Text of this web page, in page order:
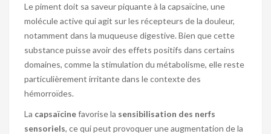
Le piment doit sa saveur piquante à la capsaïcine, une
molécule active qui agit sur les récepteurs de la douleur,
notamment dans la muqueuse digestive. Bien que cette
substance puisse avoir des effets positifs dans certains
domaines, comme la stimulation du métabolisme, elle reste
particulièrement irritante dans le contexte des
hémorroïdes.
La capsaïcinefavorise la sensibilisation des nerfs
sensoriels, ce qui peut provoquer une augmentation de la